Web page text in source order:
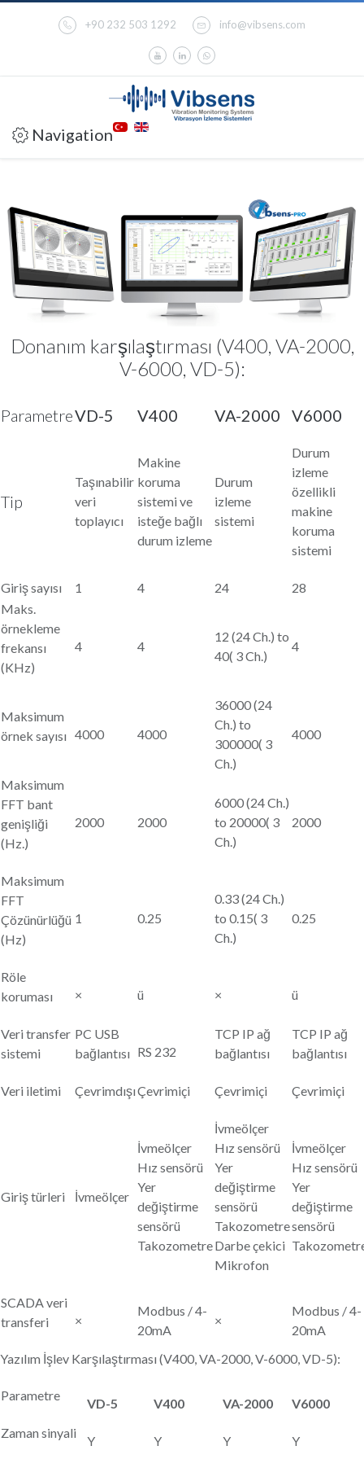
+90 232 503 1292 info@vibsens.com
Navigation
Donanım karşılaştırması (V400, VA-2000,
V-6000, VD-5):
ParametreVD-5 V400 VA-2000 V6000
Tip
Taşınabilir
veri
toplayıcı
Makine
koruma
sistemi ve
isteğe bağlı
durum izleme
Durum
izleme
sistemi
Durum
izleme
özellikli
makine
koruma
sistemi
Giriş sayısı 1 4 24
28
Maks.
örnekleme
frekansı
(KHz)
4 4
12 (24 Ch.) to
40( 3 Ch.)
4
Maksimum
örnek sayısı 4000 4000
36000 (24
Ch.) to
300000( 3
Ch.)
4000
Maksimum
FFT bant
genişliği
(Hz.)
2000 2000
6000 (24 Ch.)
to 20000( 3
Ch.)
2000
Maksimum
FFT
Çözünürlüğü
(Hz)
1 0.25
0.33 (24 Ch.)
to 0.15( 3
Ch.)
0.25
Röle
koruması
× ü × ü
Veri transfer
sistemi
PC USB
bağlantısı RS 232
TCP IP ağ
bağlantısı
TCP IP ağ
bağlantısı
Veri iletimi ÇevrimdışıÇevrimiçi Çevrimiçi Çevrimiçi
Giriş türleri İvmeölçer
İvmeölçer
Hız sensörü
Yer
değiştirme
sensörü
Takozometre
İvmeölçer
Hız sensörü
Yer
değiştirme
sensörü
Takozometre
Darbe çekici
Mikrofon
İvmeölçer
Hız sensörü
Yer
değiştirme
sensörü
SCADA veri
transferi
×
Modbus / 4-
20mA
×
Modbus / 4-
20mA
Yazılım İşlev Karşılaştırması (V400, VA-2000, V-6000, VD-5):
Parametre
VD-5 V400 VA-2000
V6000
Zaman sinyali
Y Y Y Y